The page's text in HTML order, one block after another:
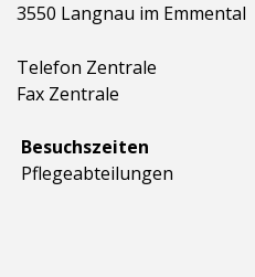
3550 Langnau im Emmental
Telefon Zentrale
Fax Zentrale
Besuchszeiten
Pflegeabteilungen